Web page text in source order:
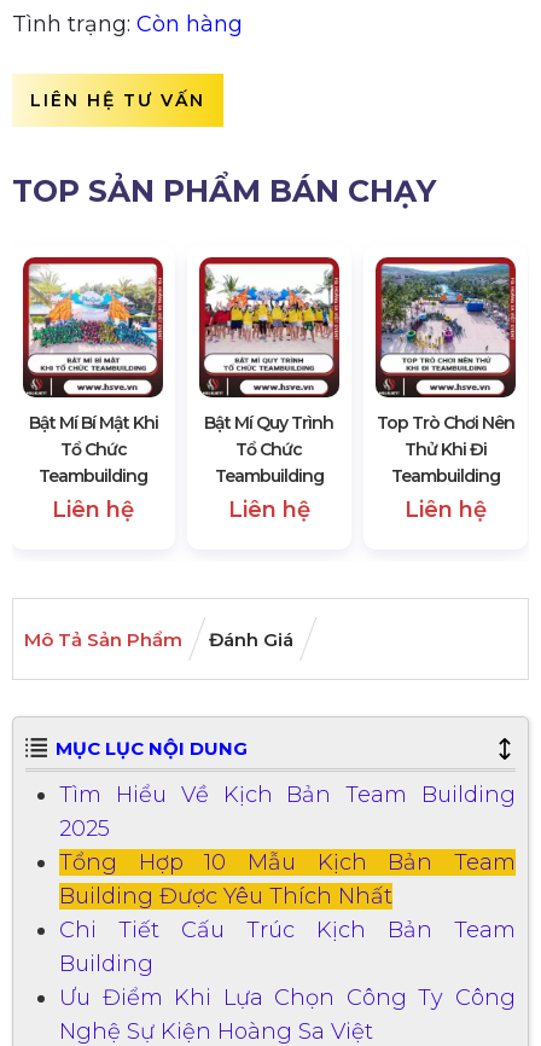
Tình trạng: Còn hàng
LIÊN HỆ TƯ VẤN
TOP SẢN PHẨM BÁN CHẠY
Bật Mí Bí Mật Khi
Tổ Chức
Teambuilding
Liên hệ
Bật Mí Quy Trình
Tổ Chức
Teambuilding
Liên hệ
Top Trò Chơi Nên
Thử Khi Đi
Teambuilding
Liên hệ
Mô Tả Sản Phẩm Đánh Giá
MỤC LỤC NỘI DUNG
Tìm Hiểu Về Kịch Bản Team Building
2025
Tổng Hợp 10 Mẫu Kịch Bản Team
Building Được Yêu Thích Nhất
Chi Tiết Cấu Trúc Kịch Bản Team
Building
Ưu Điểm Khi Lựa Chọn Công Ty Công
Nghệ Sự Kiện Hoàng Sa Việt